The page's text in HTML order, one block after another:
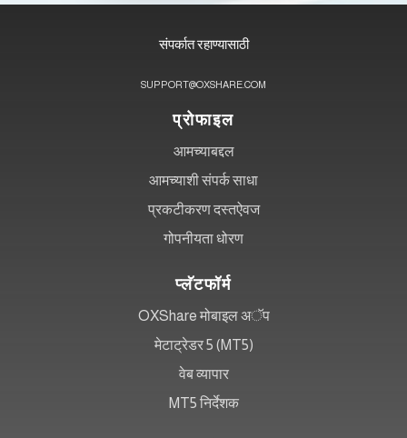
संपर्कात रहाण्यासाठी
SUPPORT@OXSHARE.COM
प्रोफाइल
आमच्याबद्दल
आमच्याशी संपर्क साधा
प्रकटीकरण दस्तऐवज
गोपनीयता धोरण
प्लॅटफॉर्म
OXShare मोबाइल अॅप
मेटाट्रेडर 5 (MT5)
वेब व्यापार
MT5 निर्देशक